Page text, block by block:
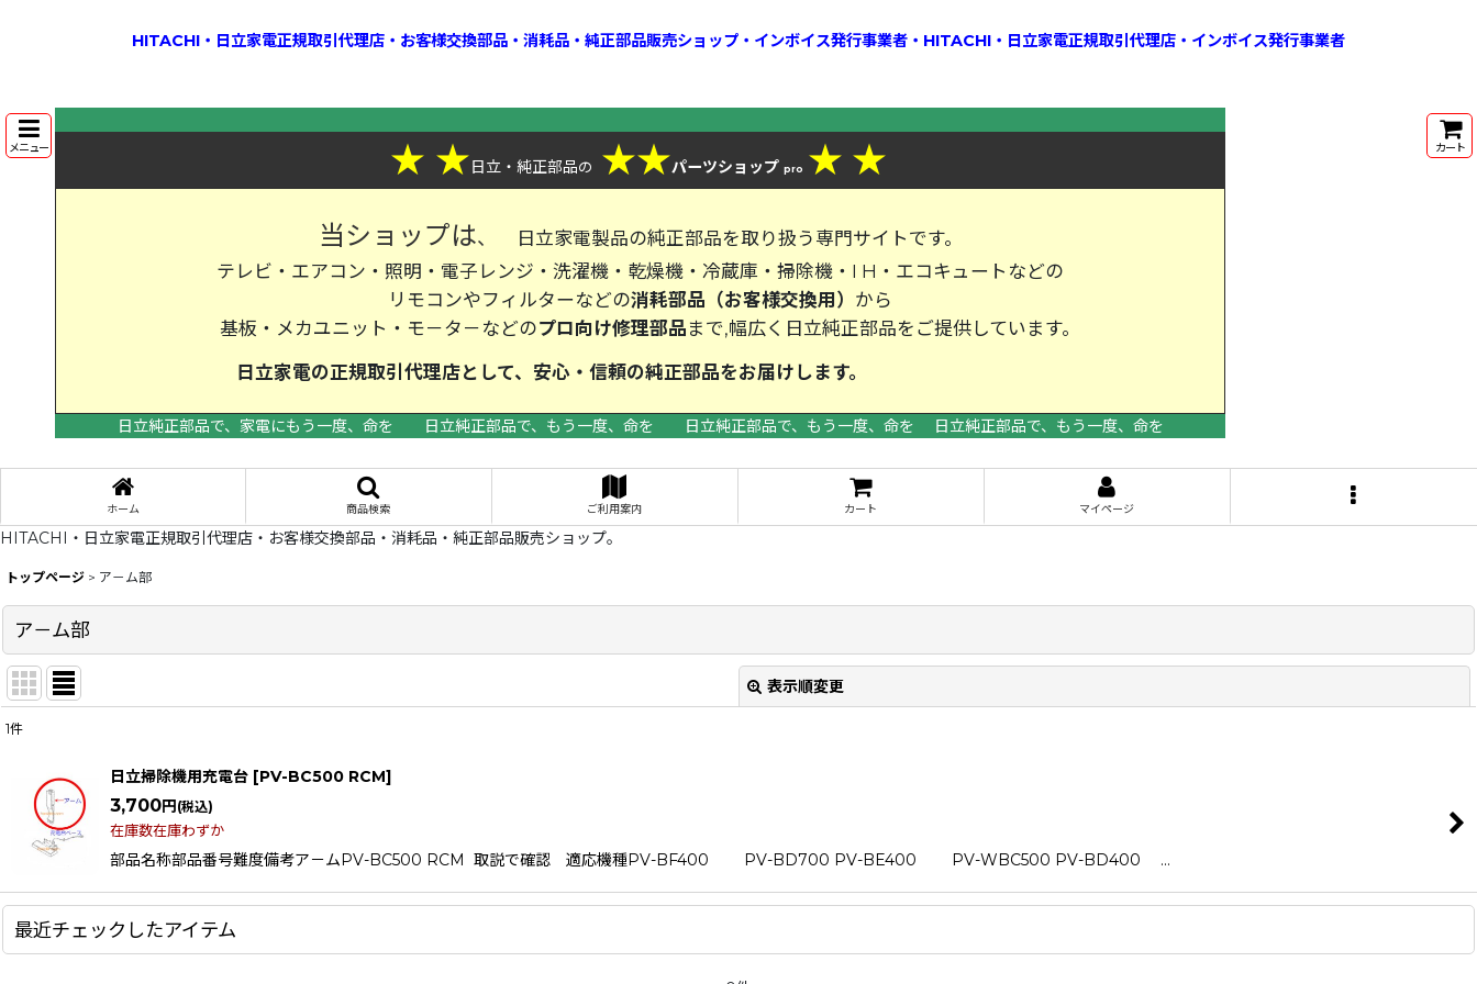
HITACHI・日立家電正規取引代理店・お客様交換部品・消耗品・純正部品販売ショップ・インボイス発行事業者・HITACHI・日立家電正規取引代理店・インボイス発行事業者
メニュー ★ ★日立・純正部品の ★★パーツショップ pro ★ ★
当ショップは、
日立家電製品の純正部品を取り扱う専門サイトです。
テレビ・エアコン・照明・電子レンジ・洗濯機・乾燥機・冷蔵庫・掃除機・I H・エコキュートなどの
リモコンやフィルターなどの消耗部品（お客様交換用） から
基板・メカユニット・モ－タ－などのプロ向け修理部品 まで,幅広く日立純正部品をご提供しています。
日立家電の正規取引代理店として、安心・信頼の純正部品をお届けします。
日立純正部品で、家電にもう一度、命を
日立純正部品で、もう一度、命を 日立純正部品で、もう一度、命を 日立純正部品で、もう一度、命を
カート
ホーム 商品検索 ご利用案内 カート マイページ
HITACHI・日立家電正規取引代理店・お客様交換部品・消耗品・純正部品販売ショップ。
トップページ > ア－ム部
ア－ム部
表示順変更
在庫あり
並び順
絞り込む
1件
日立掃除機用充電台 [PV-BC500 RCM]
3,700円 (税込)
在庫数在庫わずか
部品名称部品番号難度備考ア－ムPV-BC500 RCM 取説で確認 適応機種PV-BF400 PV-BD700 PV-BE400 PV-WBC500 PV-BD400 …
最近チェックしたアイテム